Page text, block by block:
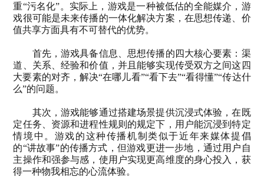
重“污名化”。实际上，游戏是一种被低估的全能媒介，游
戏很可能是未来传播的一体化解决方案，在思想传递、价
值共享方面具有不可替代的优势。
首先，游戏具备信息、思想传播的四大核心要素：渠
道、关系、经验和价值，并且能够实现传受双方之间这四
大要素的对齐，解决“在哪儿看”“看下去”“看得懂”“传达什
么”的问题。
其次，游戏能够通过搭建场景提供沉浸式体验，在既
定任务、资源和进程性规则的规定下，用户能沉浸到特定
情境中。游戏的这种传播机制类似于近年来媒体提倡
的“讲故事”的传播方式，但游戏更进一步地，通过用户自
主操作和强参与感，使用户实现更高维度的身心投入，获
得一种物我相忘的心流体验。